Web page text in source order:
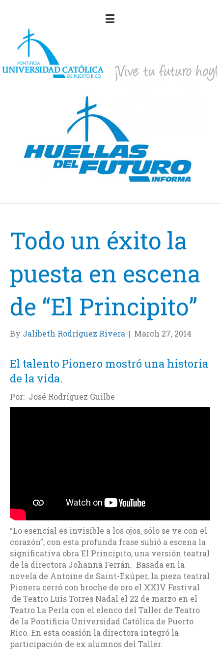
Todo un éxito la
puesta en escena
de “El Principito”
By Jalibeth Rodríguez Rivera | March 27, 2014
El talento Pionero mostró una historia
de la vida.
Por: José Rodríguez Guilbe
“Lo esencial es invisible a los ojos, sólo se ve con el
corazón”, con esta profunda frase subió a escena la
significativa obra El Principito, una versión teatral
de la directora Johanna Ferrán. Basada en la
novela de Antoine de Saint-Exúper, la pieza teatral
Pionera cerró con broche de oro el XXIV Festival
de Teatro Luis Torres Nadal el 22 de marzo en el
Teatro La Perla con el elenco del Taller de Teatro
de la Pontificia Universidad Católica de Puerto
Rico. En esta ocasión la directora integró la
participación de ex alumnos del Taller.